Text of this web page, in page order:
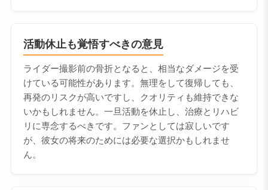
活動休止も覚悟すべきの意見
ライダー撮影前の骨折となると、相当なダメージを受
けている可能性があります。無理をして復帰しても、
再発のリスクが高いですし、クオリティも維持できな
いかもしれません。一旦活動を休止し、治療とリハビ
リに専念するべきです。ファンとしては寂しいです
が、彼女の将来のためには必要な選択かもしれませ
ん。